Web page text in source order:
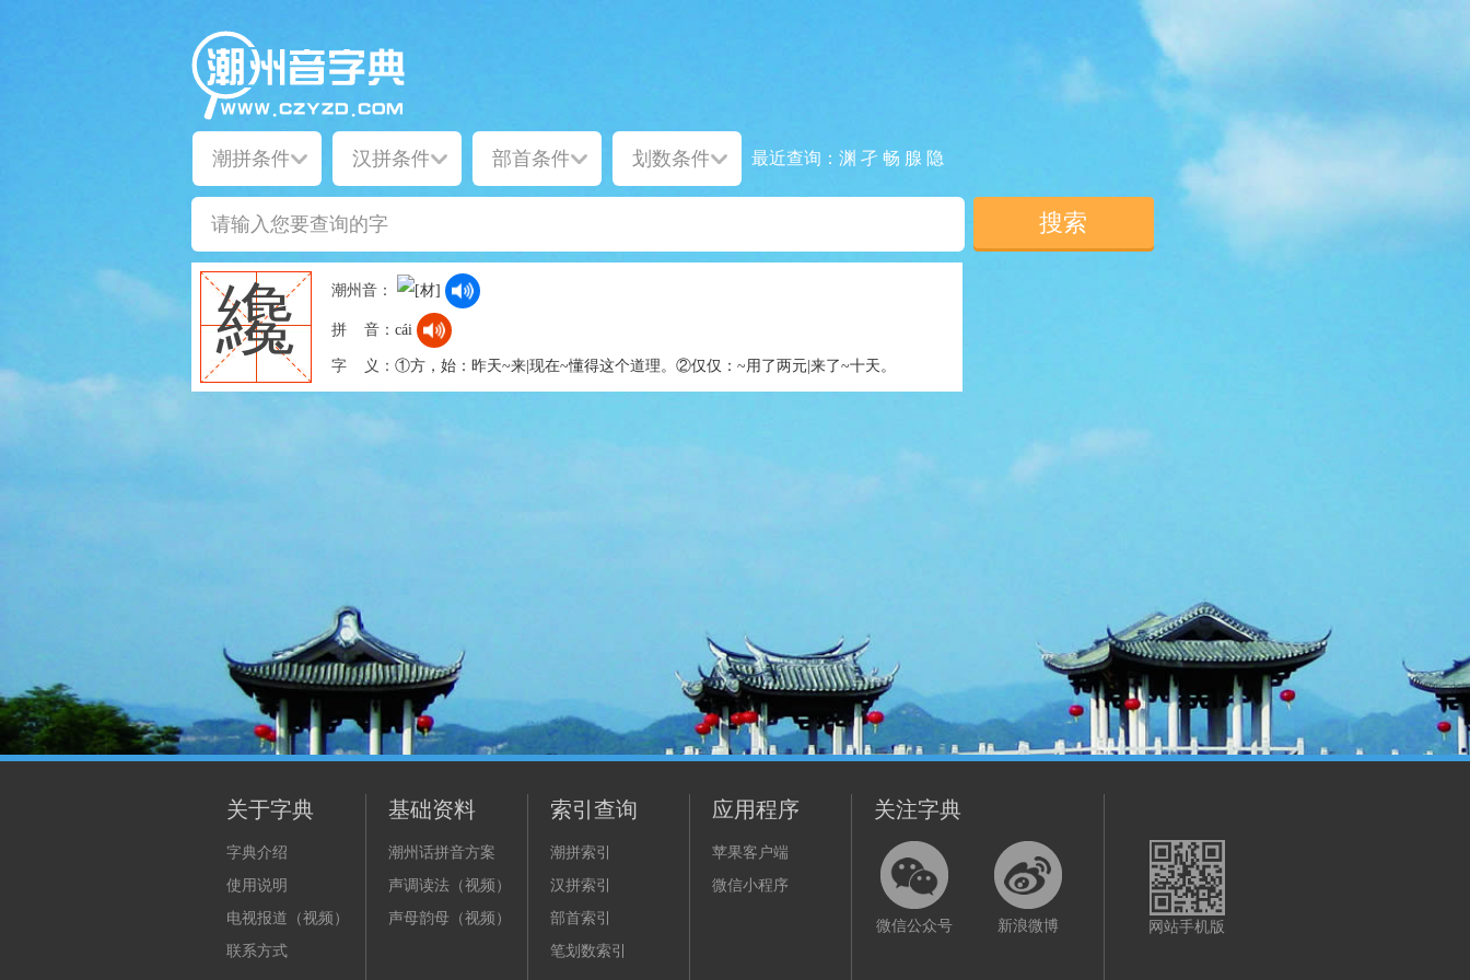
最近查询： 渊 孑 畅 腺 隐
纔 潮州音：
拼 音： cái
字 义： ①方，始：昨天~来|现在~懂得这个道理。②仅仅：~用了两元|来了~十天。
关于字典
字典介绍
使用说明
电视报道（视频）
联系方式
基础资料
潮州话拼音方案
声调读法（视频）
声母韵母（视频）
索引查询
潮拼索引
汉拼索引
部首索引
笔划数索引
应用程序
苹果客户端
微信小程序
关注字典
微信公众号 新浪微博 网站手机版